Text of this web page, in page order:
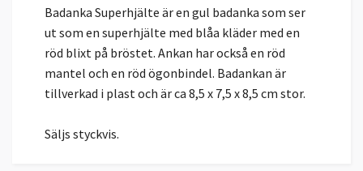
Badanka Superhjälte är en gul badanka som ser
ut som en superhjälte med blåa kläder med en
röd blixt på bröstet. Ankan har också en röd
mantel och en röd ögonbindel. Badankan är
tillverkad i plast och är ca 8,5 x 7,5 x 8,5 cm stor.
Säljs styckvis.